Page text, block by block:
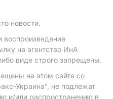
новости.
воспроизведение
на агентство ИнА
виде строго запрещены.
на этом сайте со
Украина", не подлежат
и/или распространению в